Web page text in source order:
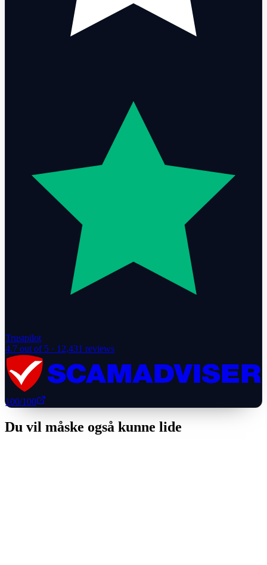
Trustpilot
4.7 out of 5 · 12,431 reviews
100/100
Du vil måske også kunne lide